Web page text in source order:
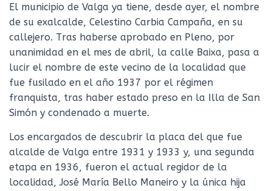
El municipio de Valga ya tiene, desde ayer, el nombre
de su exalcalde, Celestino Carbia Campaña, en su
callejero. Tras haberse aprobado en Pleno, por
unanimidad en el mes de abril, la calle Baixa, pasa a
lucir el nombre de este vecino de la localidad que
fue fusilado en el año 1937 por el régimen
franquista, tras haber estado preso en la Illa de San
Simón y condenado a muerte.
Los encargados de descubrir la placa del que fue
alcalde de Valga entre 1931 y 1933 y, una segunda
etapa en 1936, fueron el actual regidor de la
localidad, José María Bello Maneiro y la única hija